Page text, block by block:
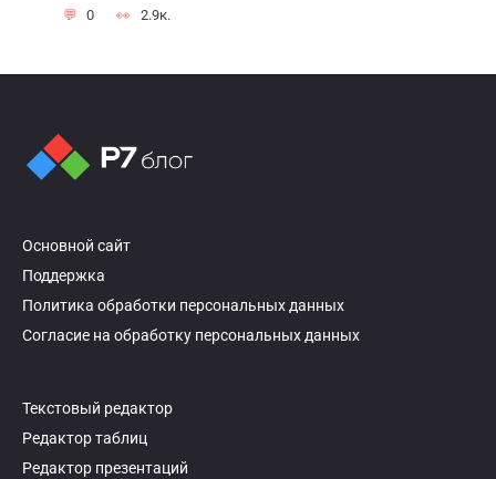
0 2.9к.
Основной сайт
Поддержка
Политика обработки персональных данных
Согласие на обработку персональных данных
Текстовый редактор
Редактор таблиц
Редактор презентаций